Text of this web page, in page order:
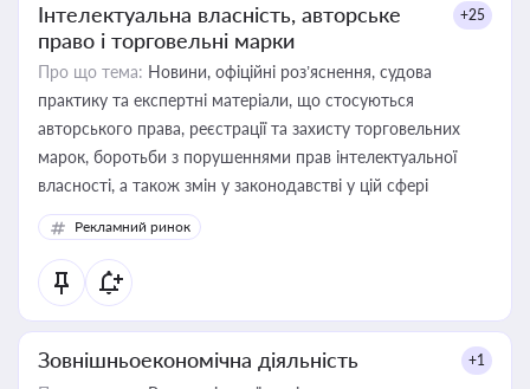
Інтелектуальна власність, авторське
право і торговельні марки
+25
Про що тема: Новини, офіційні роз’яснення, судова
практику та експертні матеріали, що стосуються
авторського права, реєстрації та захисту торговельних
марок, боротьби з порушеннями прав інтелектуальної
власності, а також змін у законодавстві у цій сфері
Рекламний ринок
Зовнішньоекономічна діяльність +1